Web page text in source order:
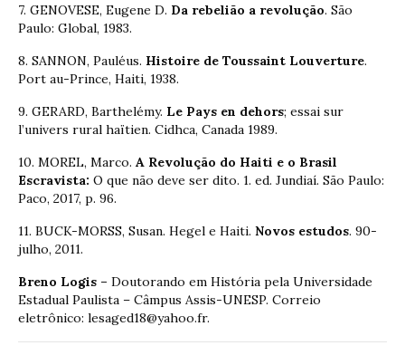
7. GENOVESE, Eugene D. Da rebelião a revolução. São
Paulo: Global, 1983.
8. SANNON, Pauléus. Histoire de Toussaint Louverture.
Port au-Prince, Haiti, 1938.
9. GERARD, Barthelémy. Le Pays en dehors; essai sur
l’univers rural haïtien. Cidhca, Canada 1989.
10. MOREL, Marco. A Revolução do Haiti e o Brasil
Escravista: O que não deve ser dito. 1. ed. Jundiaí. São Paulo:
Paco, 2017, p. 96.
11. BUCK-MORSS, Susan. Hegel e Haiti. Novos estudos. 90-
julho, 2011.
Breno Logis – Doutorando em História pela Universidade
Estadual Paulista – Câmpus Assis-UNESP. Correio
eletrônico: lesaged18@yahoo.fr.